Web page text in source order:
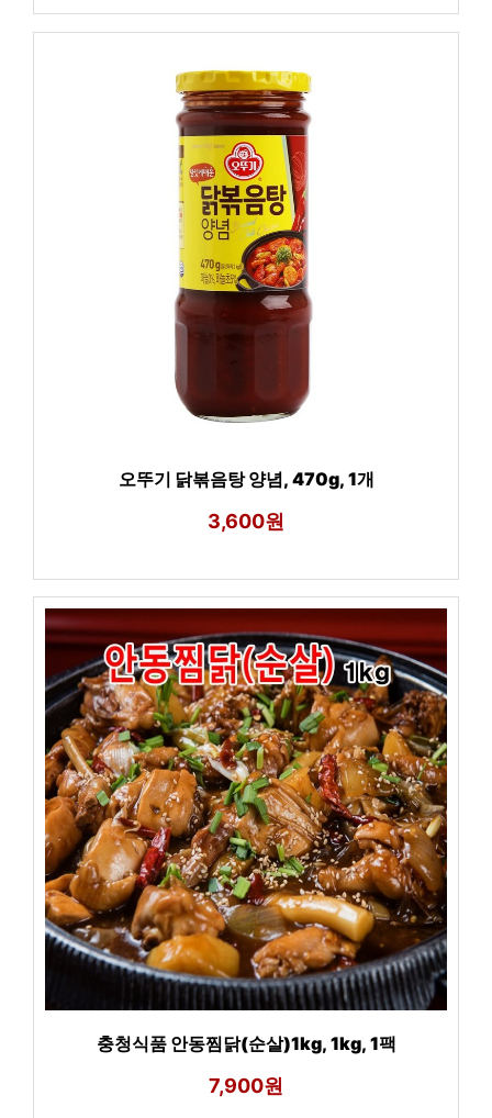
오뚜기 닭볶음탕 양념, 470g, 1개
3,600원
충청식품 안동찜닭(순살)1kg, 1kg, 1팩
7,900원